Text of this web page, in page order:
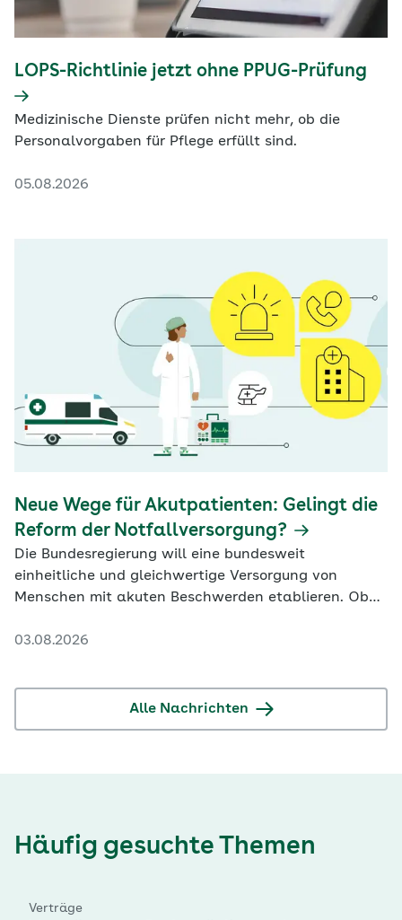
05.08.2026
LOPS-Richtlinie jetzt ohne PPUG-Prüfung
Medizinische Dienste prüfen nicht mehr, ob die
Personalvorgaben für Pflege erfüllt sind.
03.08.2026
Neue Wege für Akutpatienten: Gelingt die
Reform der Notfallversorgung?
Die Bundesregierung will eine bundesweit
einheitliche und gleichwertige Versorgung von
Menschen mit akuten Beschwerden etablieren. Ob
Alle Nachrichten
Häufig gesuchte Themen
Verträge